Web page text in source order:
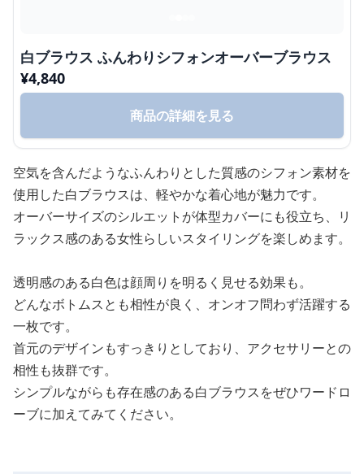
白ブラウス ふんわりシフォンオーバーブラウス
¥4,840
商品の詳細を見る
空気を含んだようなふんわりとした質感のシフォン素材を
使用した白ブラウスは、軽やかな着心地が魅力です。
オーバーサイズのシルエットが体型カバーにも役立ち、リ
ラックス感のある女性らしいスタイリングを楽しめます。
透明感のある白色は顔周りを明るく見せる効果も。
どんなボトムスとも相性が良く、オンオフ問わず活躍する
一枚です。
首元のデザインもすっきりとしており、アクセサリーとの
相性も抜群です。
シンプルながらも存在感のある白ブラウスをぜひワードロ
ーブに加えてみてください。